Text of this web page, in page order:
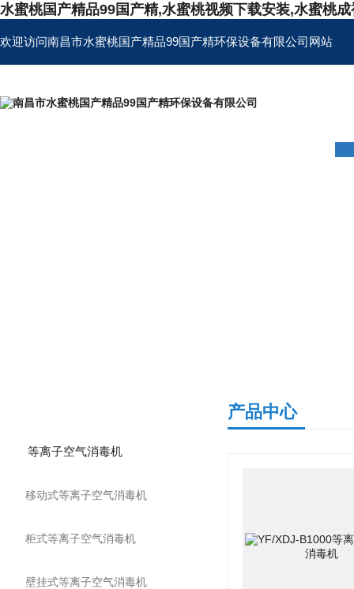
水蜜桃国产精品99国产精,水蜜桃视频下载安装,水蜜桃
欢迎访问南昌市水蜜桃国产精品99国产精环保设备有限公司网站
等离子空气消毒机
移动式等离子空气消毒机
柜式等离子空气消毒机
壁挂式等离子空气消毒机
产品中心